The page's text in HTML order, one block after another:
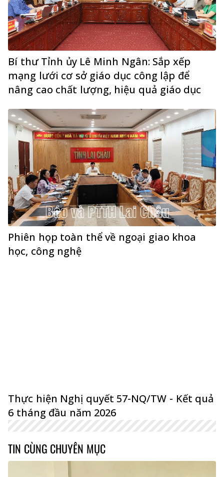
Bí thư Tỉnh ủy Lê Minh Ngân: Sắp xếp
mạng lưới cơ sở giáo dục công lập để
nâng cao chất lượng, hiệu quả giáo dục
Phiên họp toàn thể về ngoại giao khoa
học, công nghệ
Thực hiện Nghị quyết 57-NQ/TW - Kết quả
6 tháng đầu năm 2026
TIN CÙNG CHUYÊN MỤC